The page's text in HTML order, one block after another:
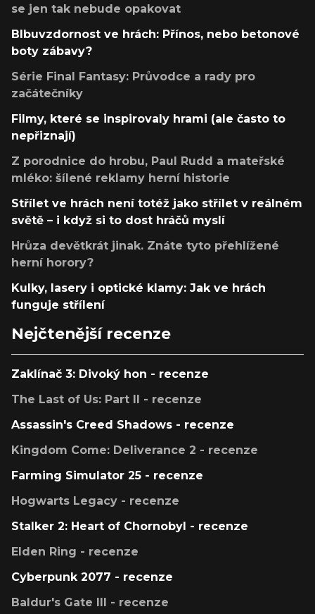
se jen tak nebude opakovat
Blbuvzdornost ve hrách: Přínos, nebo betonové
boty zábavy?
Série Final Fantasy: Průvodce a rady pro
začátečníky
Filmy, které se inspirovaly hrami (ale často to
nepřiznají)
Z porodnice do hrobu, Paul Rudd a mateřské
mléko: šílené reklamy herní historie
Střílet ve hrách není totéž jako střílet v reálném
světě – i když si to dost hráčů myslí
Hrůza devětkrát jinak. Znáte tyto přehlížené
herní horory?
Kulky, lasery i optické klamy: Jak ve hrách
funguje střílení
Nejčtenější recenze
Zaklínač 3: Divoký hon - recenze
The Last of Us: Part II - recenze
Assassin's Creed Shadows - recenze
Kingdom Come: Deliverance 2 - recenze
Farming Simulator 25 - recenze
Hogwarts Legacy - recenze
Stalker 2: Heart of Chornobyl - recenze
Elden Ring - recenze
Cyberpunk 2077 - recenze
Baldur's Gate III - recenze